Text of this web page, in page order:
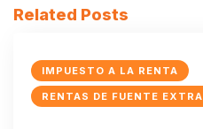
Related Posts
IMPUESTO A LA RENTA
RENTAS DE FUENTE